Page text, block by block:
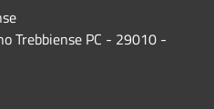
Trebbiense PC - 29010 -